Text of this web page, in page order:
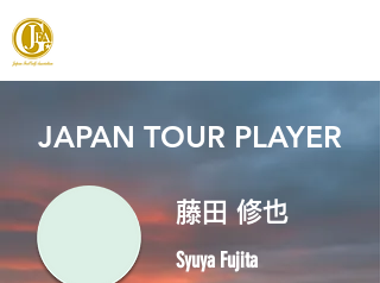
JAPAN TOUR PLAYER
藤田 修也
Syuya Fujita